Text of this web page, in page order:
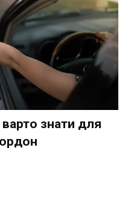
варто знати для